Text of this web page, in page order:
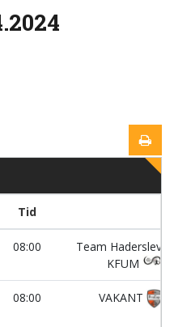
Tid
08:00
Team Haderslev
KFUM
08:00 VAKANT